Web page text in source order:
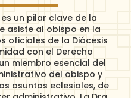
un pilar clave de la
asiste al obispo en la
oficiales de la Diócesis
con el Derecho
miembro esencial del
del obispo y
asuntos eclesiales, de